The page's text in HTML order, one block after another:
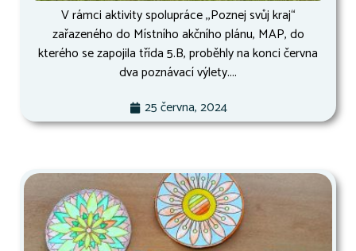
V rámci aktivity spolupráce ,,Poznej svůj kraj“
zařazeného do Místního akčního plánu, MAP, do
kterého se zapojila třída 5.B, proběhly na konci června
dva poznávací výlety....
25 června, 2024